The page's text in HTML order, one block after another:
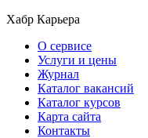
Хабр Карьера
О сервисе
Услуги и цены
Журнал
Каталог вакансий
Каталог курсов
Карта сайта
Контакты